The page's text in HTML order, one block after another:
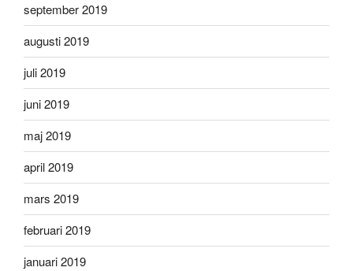
september 2019
augusti 2019
juli 2019
juni 2019
maj 2019
april 2019
mars 2019
februari 2019
januari 2019